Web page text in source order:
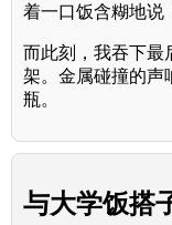
着一口饭含糊地说
而此刻，我吞下最
架。金属碰撞的声
瓶。
与大学饭搭